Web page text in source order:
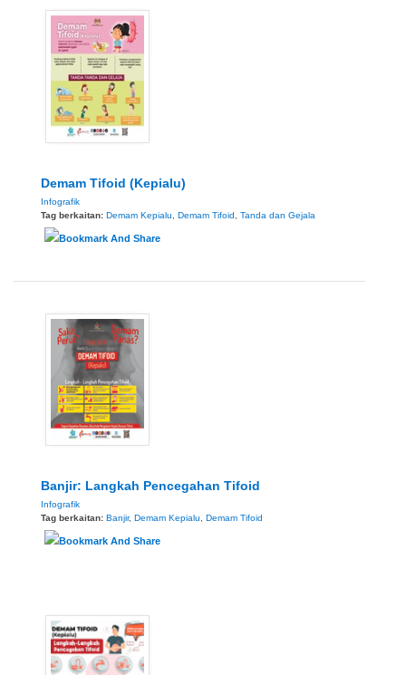
Demam Tifoid (Kepialu)
Infografik
Tag berkaitan: Demam Kepialu Demam Tifoid Tanda dan Gejala
Banjir: Langkah Pencegahan Tifoid
Infografik
Tag berkaitan: Banjir, Demam Kepialu, Demam Tifoid